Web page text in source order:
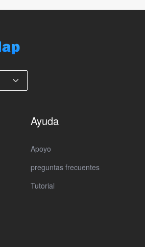
Ayuda
Apoyo
preguntas frecuentes
Tutorial